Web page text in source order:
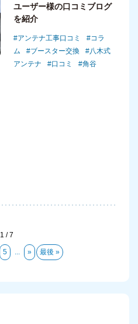
ユーザー様の口コミブログ
を紹介
アンテナ工事口コミ
コラ
ム
ブースター交換
八木式
アンテナ
口コミ 角谷
1 / 7
5 » 最後 »